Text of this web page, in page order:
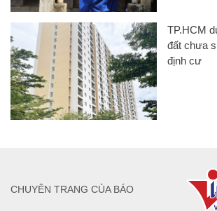
TP.HCM
đất chưa
định cư
CHUYÊN TRANG CỦA BÁO